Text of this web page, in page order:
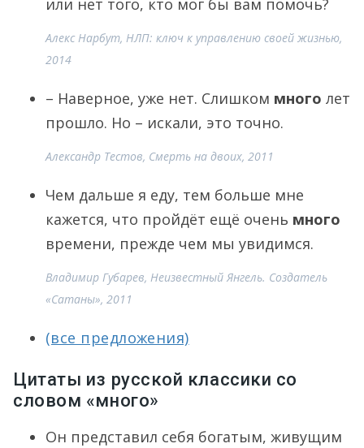
или нет того, кто мог бы вам помочь?
Алекс Нарбут, НЛП: ключ к управлению своей жизнью,
2014
– Наверное, уже нет. Слишком много лет
прошло. Но – искали, это точно.
Александр Тестов, Смерть на двоих, 2011
Чем дальше я еду, тем больше мне
кажется, что пройдёт ещё очень много
времени, прежде чем мы увидимся.
Владимир Губарев, Неизвестный Янгель. Создатель
«Сатаны», 2011
(все предложения)
Цитаты из русской классики со
словом «много»
Он представил себя богатым, живущим